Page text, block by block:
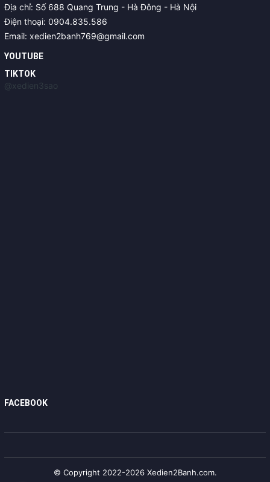
Địa chỉ: Số 688 Quang Trung - Hà Đông - Hà Nội
Điện thoại: 0904.835.586
Email: xedien2banh769@gmail.com
YOUTUBE
TIKTOK
@xedien3sao
FACEBOOK
© Copyright 2022-2026 Xedien2Banh.com.